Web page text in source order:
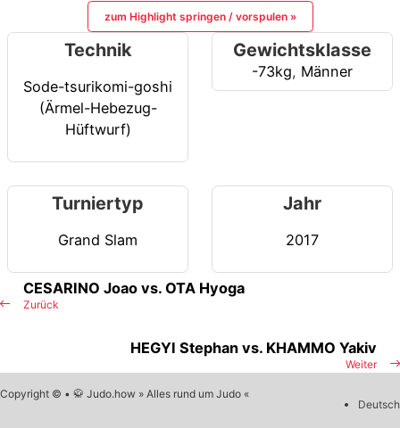
zum Highlight springen / vorspulen »
Technik
Sode-tsurikomi-goshi
(Ärmel-Hebezug-
Hüftwurf)
Gewichtsklasse
-73kg, Männer
Turniertyp
Grand Slam
Jahr
2017
Zurück
CESARINO Joao vs. OTA Hyoga
Weiter
HEGYI Stephan vs. KHAMMO Yakiv
Copyright © • 🥋 Judo.how » Alles rund um Judo «
Deutsch